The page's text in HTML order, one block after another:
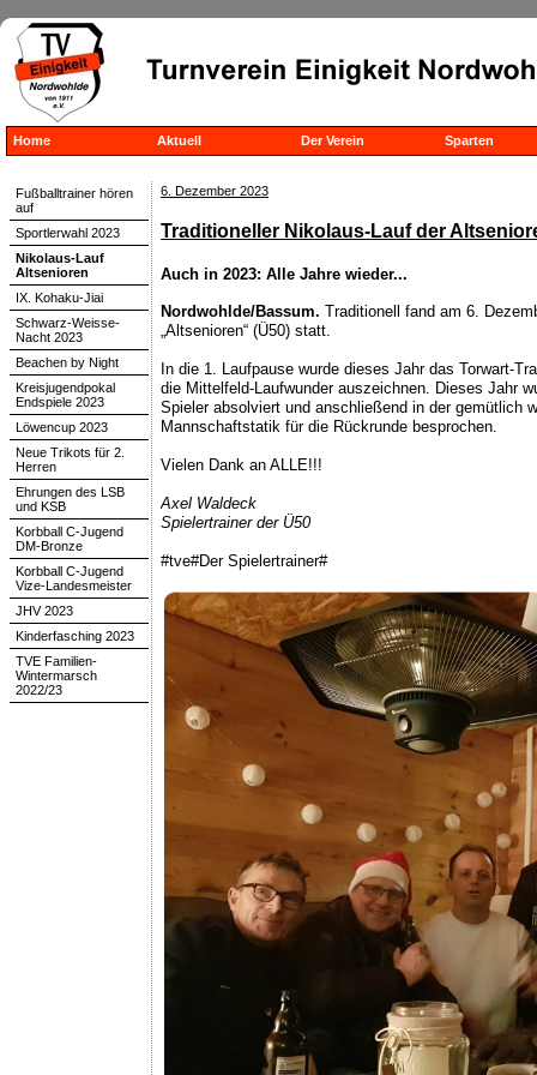
Home Aktuell Der Verein Sparten
6. Dezember 2023
Traditioneller Nikolaus-Lauf der
Auch in 2023: Alle Jahre wieder...
Nordwohlde/Bassum. Traditionell fand am 6.
„Altsenioren“ (Ü50) statt.
In die 1. Laufpause wurde dieses Jahr das Torwart-
die Mittelfeld-Laufwunder auszeichnen. Dieses Jahr
Spieler absolviert und anschließend in der gemütlich
Mannschaftstatik für die Rückrunde besprochen.
Vielen Dank an ALLE!!!
Axel Waldeck
Spielertrainer der Ü50
#tve#Der Spielertrainer#
Fußballtrainer hören
auf
Sportlerwahl 2023
Nikolaus-Lauf
Altsenioren
IX. Kohaku-Jiai
Schwarz-Weisse-
Nacht 2023
Beachen by Night
Kreisjugendpokal
Endspiele 2023
Löwencup 2023
Neue Trikots für 2.
Herren
Ehrungen des LSB
und KSB
Korbball C-Jugend
DM-Bronze
Korbball C-Jugend
Vize-Landesmeister
JHV 2023
Kinderfasching 2023
TVE Familien-
Wintermarsch
2022/23